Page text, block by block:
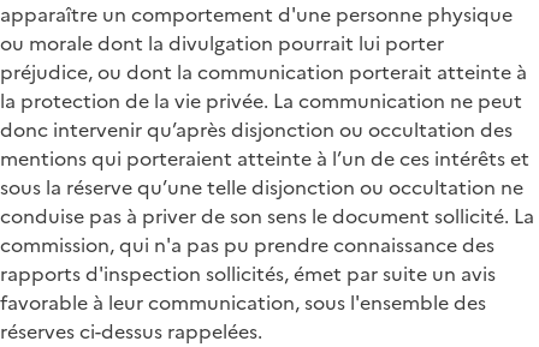
apparaître un comportement d'une personne physique
ou morale dont la divulgation pourrait lui porter
préjudice, ou dont la communication porterait atteinte à
la protection de la vie privée. La communication ne peut
donc intervenir qu’après disjonction ou occultation des
mentions qui porteraient atteinte à l’un de ces intérêts et
sous la réserve qu’une telle disjonction ou occultation ne
conduise pas à priver de son sens le document sollicité. La
commission, qui n'a pas pu prendre connaissance des
rapports d'inspection sollicités, émet par suite un avis
favorable à leur communication, sous l'ensemble des
réserves ci-dessus rappelées.